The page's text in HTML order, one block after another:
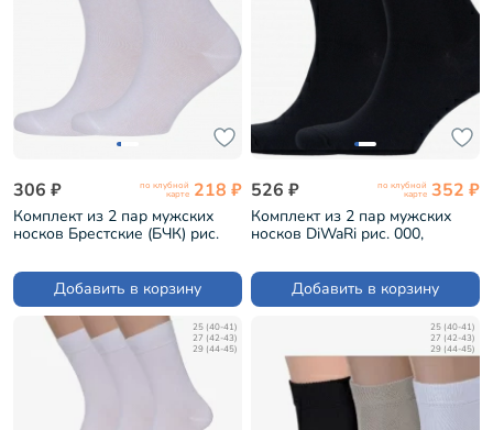
306 ₽ по клубной
карте 218 ₽
Комплект из 2 пар мужских
носков Брестские (БЧК) рис.
Добавить в корзину
526 ₽ по клубной
карте 352 ₽
Комплект из 2 пар мужских
носков DiWaRi рис. 000,
Добавить в корзину
25 (40-41)
27 (42-43)
29 (44-45)
25 (40-41)
27 (42-43)
29 (44-45)